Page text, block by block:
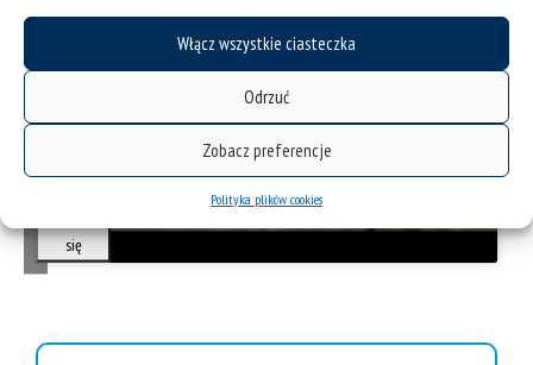
Włącz wszystkie ciasteczka
Odrzuć
Zobacz preferencje
Polityka plików cookies
i
s
się
Kliknij "zgadzam się", żeby włączyć Youtube
Zgadzam się